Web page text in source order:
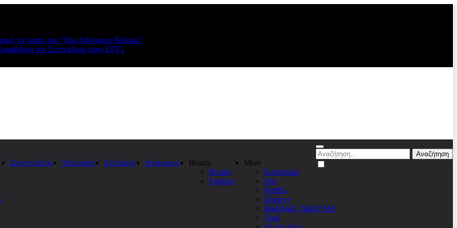
το πλατό του “Πιο Αδύναμου Κρίκου”
τον Σεπτέμβριο στην ΕΡΤ1
Συνεντεύξεις Τηλεόαση Exclusive Αφιέρωμα
Beauty
Beauty
Fashion
More
Eurovision
Out
Netflix
Disney+
MadWalk / MadVMA
Viral
Αναζήτηση
για: